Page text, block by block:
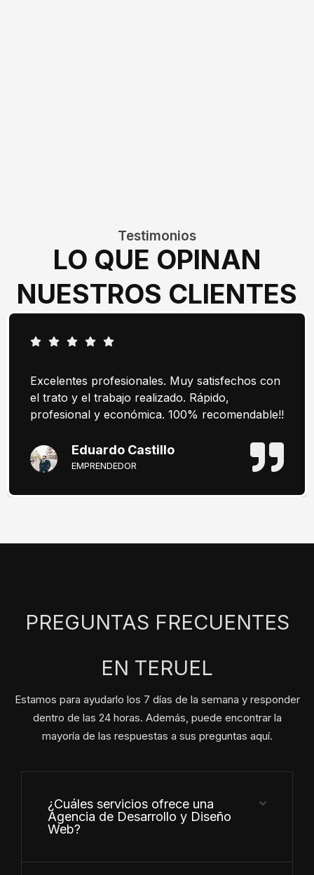
Testimonios
LO QUE OPINAN
NUESTROS CLIENTES
Excelentes profesionales. Muy satisfechos con
el trato y el trabajo realizado. Rápido,
profesional y económica. 100% recomendable!!
Eduardo Castillo
EMPRENDEDOR
PREGUNTAS FRECUENTES
EN TERUEL
Estamos para ayudarlo los 7 días de la semana y responder
dentro de las 24 horas. Además, puede encontrar la
mayoría de las respuestas a sus preguntas aquí.
¿Cuáles servicios ofrece una
Agencia de Desarrollo y Diseño
Web?